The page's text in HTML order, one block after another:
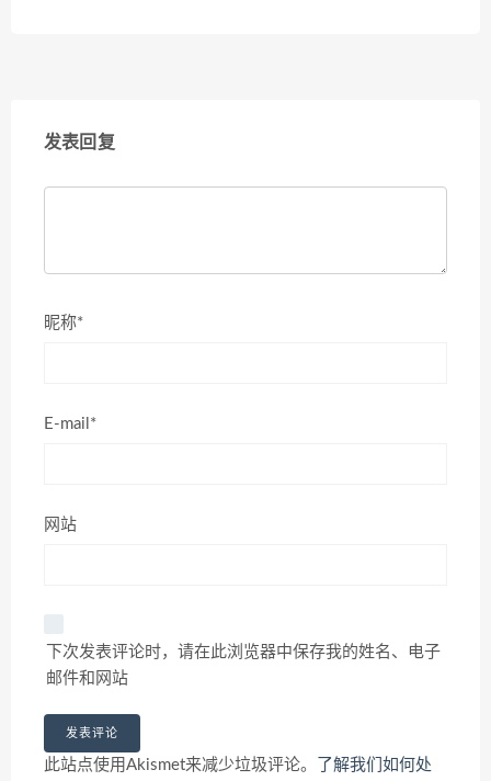
发表回复
昵称*
E-mail*
网站
下次发表评论时，请在此浏览器中保存我的姓名、电子
邮件和网站
此站点使用Akismet来减少垃圾评论。
了解我们如何处